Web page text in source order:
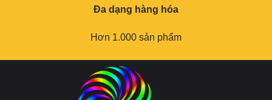
Đa dạng hàng hóa
Hơn 1.000 sản phẩm